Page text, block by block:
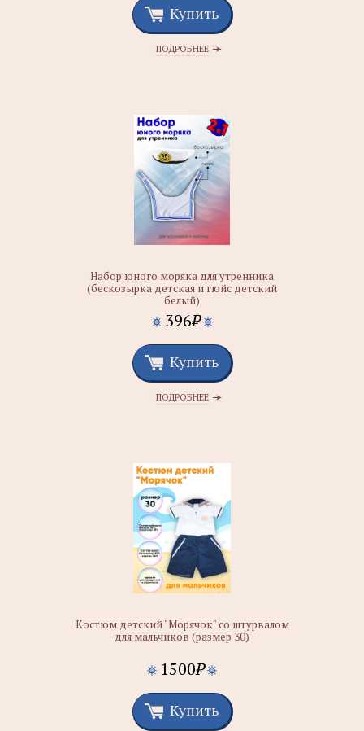
Купить
ПОДРОБНЕЕ
Набор юного моряка для утренника
(бескозырка детская и гюйс детский
белый)
396₽
Купить
ПОДРОБНЕЕ
Костюм детский "Морячок" со штурвалом
для мальчиков (размер 30)
1500₽
Купить